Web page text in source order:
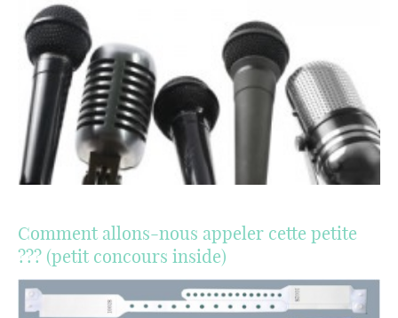
Comment allons-nous appeler cette petite
??? (petit concours inside)